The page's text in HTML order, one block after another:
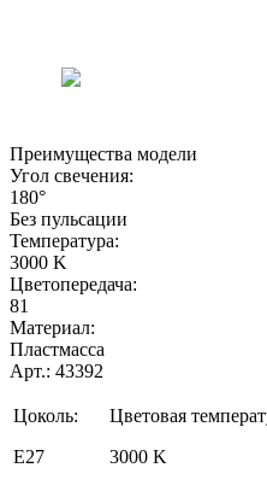
Преимущества модели
Угол свечения:
180°
Без пульсации
Температура:
3000 K
Цветопередача:
81
Материал:
Пластмасса
Арт.: 43392
Цоколь:
E27
Цветовая
3000 K